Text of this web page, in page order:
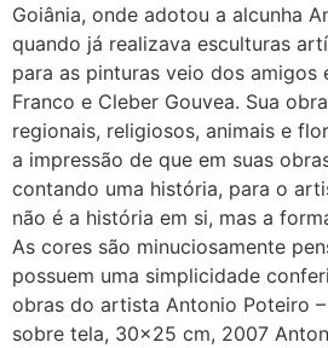
Goiânia, onde adotou a alcunha
quando já realizava esculturas
para as pinturas veio dos amigos
Franco e Cleber Gouvea. Sua
regionais, religiosos, animais e
a impressão de que em suas
contando uma história, para o
não é a história em si, mas a
As cores são minuciosamente
possuem uma simplicidade
obras do artista Antonio Poteiro
sobre tela, 30×25 cm, 2007